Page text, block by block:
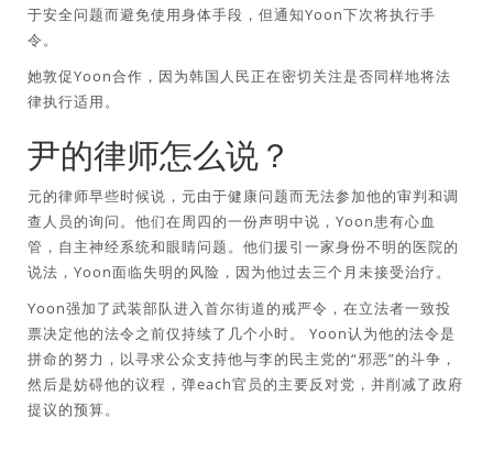
于安全问题而避免使用身体手段，但通知Yoon下次将执行手
令。
她敦促Yoon合作，因为韩国人民正在密切关注是否同样地将法
律执行适用。
尹的律师怎么说？
元的律师早些时候说，元由于健康问题而无法参加他的审判和调
查人员的询问。他们在周四的一份声明中说，Yoon患有心血
管，自主神经系统和眼睛问题。他们援引一家身份不明的医院的
说法，Yoon面临失明的风险，因为他过去三个月未接受治疗。
Yoon强加了武装部队进入首尔街道的戒严令，在立法者一致投
票决定他的法令之前仅持续了几个小时。 Yoon认为他的法令是
拼命的努力，以寻求公众支持他与李的民主党的“邪恶”的斗争，
然后是妨碍他的议程，弹each官员的主要反对党，并削减了政府
提议的预算。